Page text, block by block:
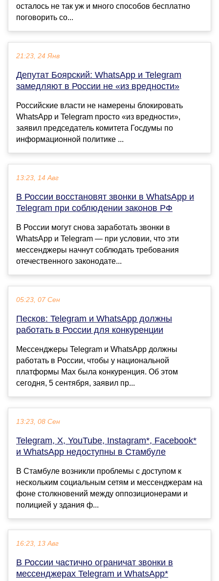
осталось не так уж и много способов бесплатно
поговорить со...
21:23, 24 Янв
Депутат Боярский: WhatsApp и Telegram
замедляют в России не «из вредности»
Российские власти не намерены блокировать
WhatsApp и Telegram просто «из вредности»,
заявил председатель комитета Госдумы по
информационной политике ...
13:23, 14 Авг
В России восстановят звонки в WhatsApp и
Telegram при соблюдении законов РФ
В России могут снова заработать звонки в
WhatsApp и Telegram — при условии, что эти
мессенджеры начнут соблюдать требования
отечественного законодате...
05:23, 07 Сен
Песков: Telegram и WhatsApp должны
работать в России для конкуренции
Мессенджеры Telegram и WhatsApp должны
работать в России, чтобы у национальной
платформы Max была конкуренция. Об этом
сегодня, 5 сентября, заявил пр...
13:23, 08 Сен
Telegram, X, YouTube, Instagram*, Facebook*
и WhatsApp недоступны в Стамбуле
В Стамбуле возникли проблемы с доступом к
нескольким социальным сетям и мессенджерам на
фоне столкновений между оппозиционерами и
полицией у здания ф...
16:23, 13 Авг
В России частично ограничат звонки в
мессенджерах Telegram и WhatsApp*